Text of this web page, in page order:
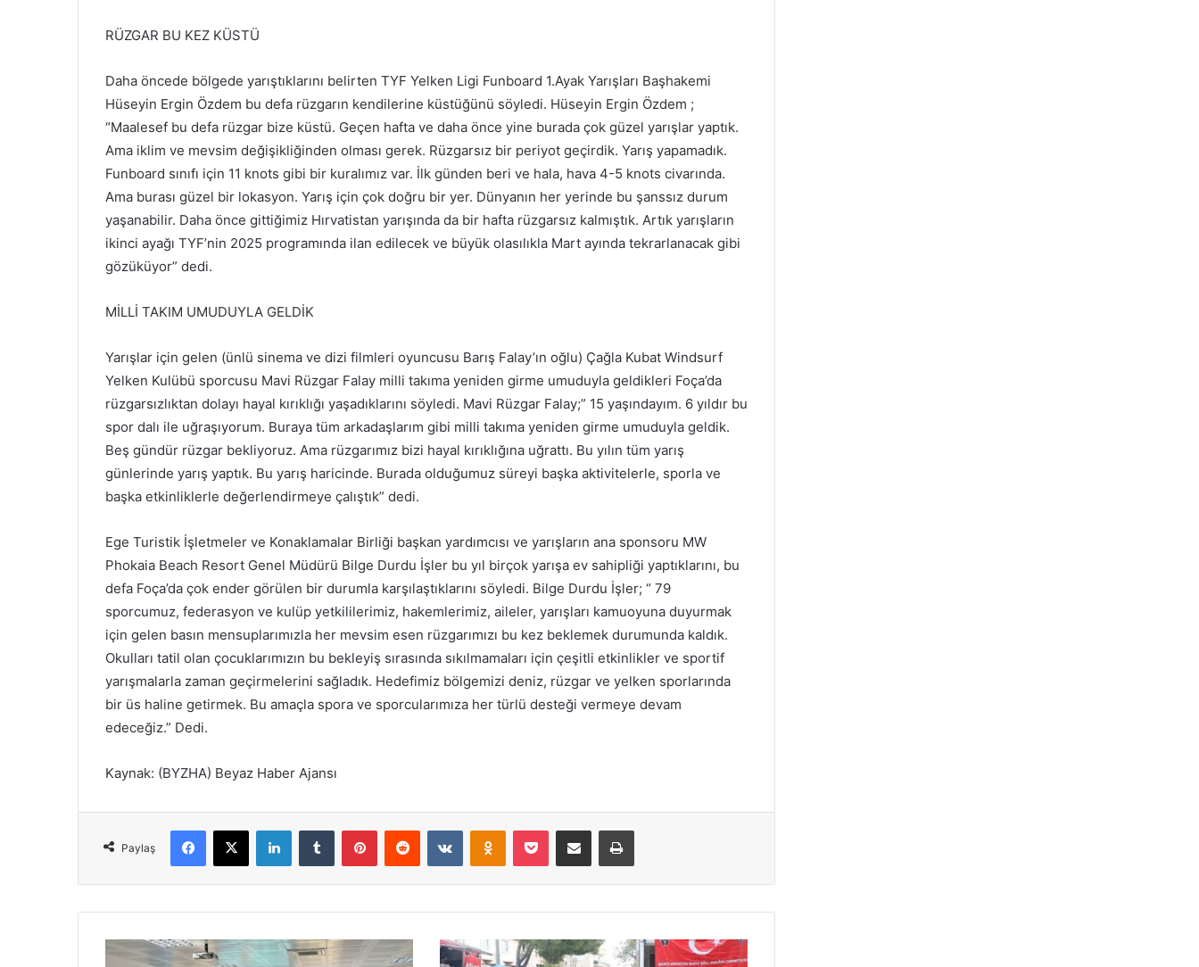
RÜZGAR BU KEZ KÜSTÜ
Daha öncede bölgede yarıştıklarını belirten TYF Yelken Ligi Funboard 1.Ayak Yarışları Başhakemi
Hüseyin Ergin Özdem bu defa rüzgarın kendilerine küstüğünü söyledi. Hüseyin Ergin Özdem ;
“Maalesef bu defa rüzgar bize küstü. Geçen hafta ve daha önce yine burada çok güzel yarışlar yaptık.
Ama iklim ve mevsim değişikliğinden olması gerek. Rüzgarsız bir periyot geçirdik. Yarış yapamadık.
Funboard sınıfı için 11 knots gibi bir kuralımız var. İlk günden beri ve hala, hava 4-5 knots civarında.
Ama burası güzel bir lokasyon. Yarış için çok doğru bir yer. Dünyanın her yerinde bu şanssız durum
yaşanabilir. Daha önce gittiğimiz Hırvatistan yarışında da bir hafta rüzgarsız kalmıştık. Artık yarışların
ikinci ayağı TYF’nin 2025 programında ilan edilecek ve büyük olasılıkla Mart ayında tekrarlanacak gibi
gözüküyor” dedi.
MİLLİ TAKIM UMUDUYLA GELDİK
Yarışlar için gelen (ünlü sinema ve dizi filmleri oyuncusu Barış Falay’ın oğlu) Çağla Kubat Windsurf
Yelken Kulübü sporcusu Mavi Rüzgar Falay milli takıma yeniden girme umuduyla geldikleri Foça’da
rüzgarsızlıktan dolayı hayal kırıklığı yaşadıklarını söyledi. Mavi Rüzgar Falay;” 15 yaşındayım. 6 yıldır bu
spor dalı ile uğraşıyorum. Buraya tüm arkadaşlarım gibi milli takıma yeniden girme umuduyla geldik.
Beş gündür rüzgar bekliyoruz. Ama rüzgarımız bizi hayal kırıklığına uğrattı. Bu yılın tüm yarış
günlerinde yarış yaptık. Bu yarış haricinde. Burada olduğumuz süreyi başka aktivitelerle, sporla ve
başka etkinliklerle değerlendirmeye çalıştık” dedi.
Ege Turistik İşletmeler ve Konaklamalar Birliği başkan yardımcısı ve yarışların ana sponsoru MW
Phokaia Beach Resort Genel Müdürü Bilge Durdu İşler bu yıl birçok yarışa ev sahipliği yaptıklarını, bu
defa Foça’da çok ender görülen bir durumla karşılaştıklarını söyledi. Bilge Durdu İşler; “ 79
sporcumuz, federasyon ve kulüp yetkililerimiz, hakemlerimiz, aileler, yarışları kamuoyuna duyurmak
için gelen basın mensuplarımızla her mevsim esen rüzgarımızı bu kez beklemek durumunda kaldık.
Okulları tatil olan çocuklarımızın bu bekleyiş sırasında sıkılmamaları için çeşitli etkinlikler ve sportif
yarışmalarla zaman geçirmelerini sağladık. Hedefimiz bölgemizi deniz, rüzgar ve yelken sporlarında
bir üs haline getirmek. Bu amaçla spora ve sporcularımıza her türlü desteği vermeye devam
edeceğiz.” Dedi.
Kaynak: (BYZHA) Beyaz Haber Ajansı
Paylaş
Ş